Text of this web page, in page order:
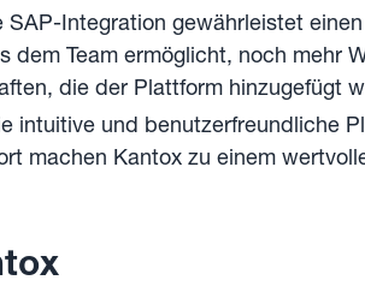
SAP-Integration gewährleistet
dem Team ermöglicht, noch mehr
die der Plattform hinzugefügt
intuitive und benutzerfreundliche
machen Kantox zu einem